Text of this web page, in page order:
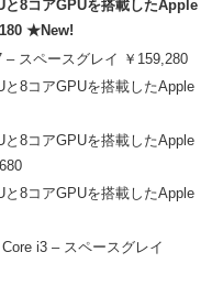
8コアGPUを搭載したApple
★New!
スペースグレイ ￥159,280
8コアGPUを搭載したApple
8コアGPUを搭載したApple
8コアGPUを搭載したApple
i3 – スペースグレイ